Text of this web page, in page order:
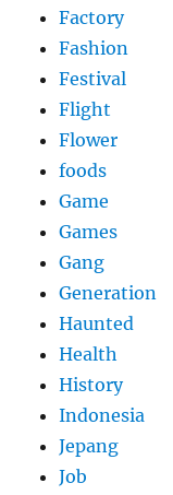
Factory
Fashion
Festival
Flight
Flower
foods
Game
Games
Gang
Generation
Haunted
Health
History
Indonesia
Jepang
Job